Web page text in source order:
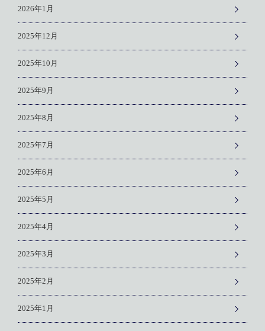
2026年1月
2025年12月
2025年10月
2025年9月
2025年8月
2025年7月
2025年6月
2025年5月
2025年4月
2025年3月
2025年2月
2025年1月